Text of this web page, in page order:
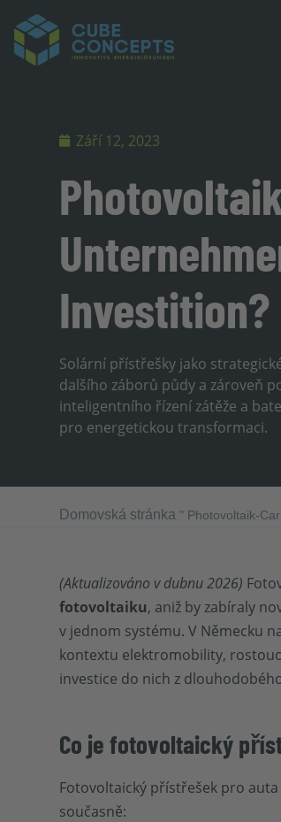
Září 12, 2023
Investition?
Solární přístřešky jako
dalšího záborů půdy a zároveň
inteligentního řízení zátěže a
pro energetickou transformaci.
Domovská stránka " Photovoltaik-
(Aktualizováno v dubnu 2026)
fotovoltaiku, aniž by zabíraly
v jednom systému. V Německu
kontextu elektromobility,
investice do nich z
Co je fotovoltaický
Fotovoltaický přístřešek pro
současně: